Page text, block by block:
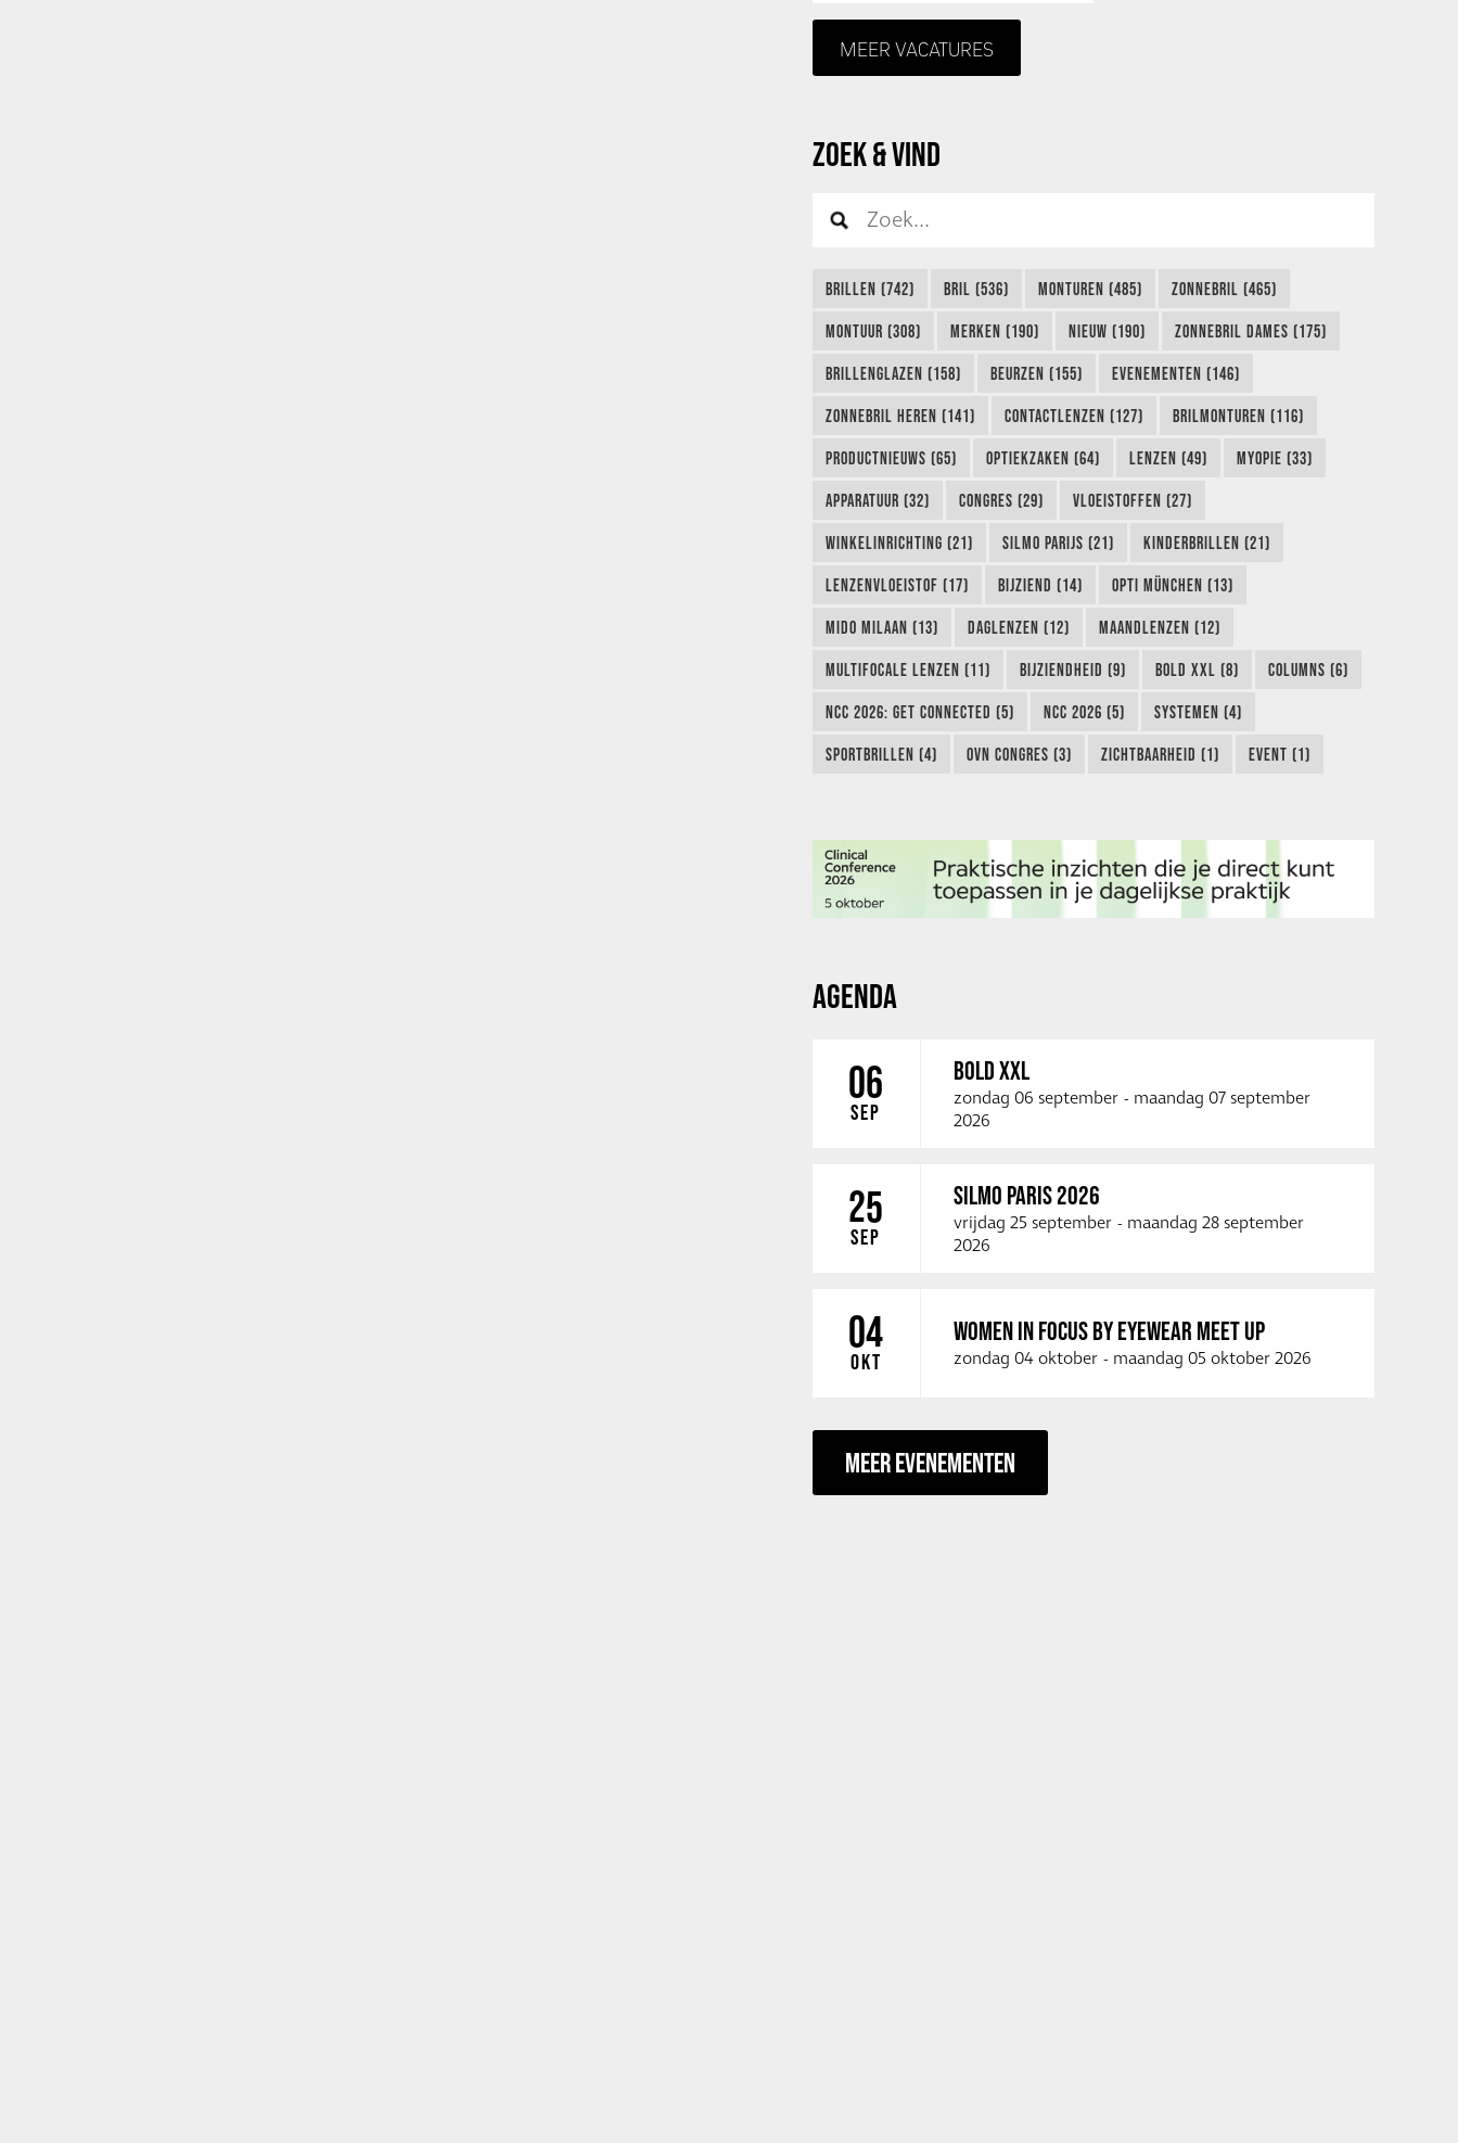
MEER VACATURES
ZOEK & VIND
BRILLEN (742) BRIL (536) MONTUREN (485) ZONNEBRIL (465)
MONTUUR (308) MERKEN (190) NIEUW (190) ZONNEBRIL DAMES (175)
BRILLENGLAZEN (158) BEURZEN (155) EVENEMENTEN (146)
ZONNEBRIL HEREN (141) CONTACTLENZEN (127) BRILMONTUREN (116)
PRODUCTNIEUWS (65) OPTIEKZAKEN (64) LENZEN (49) MYOPIE (33)
APPARATUUR (32) CONGRES (29) VLOEISTOFFEN (27)
WINKELINRICHTING (21) SILMO PARIJS (21) KINDERBRILLEN (21)
LENZENVLOEISTOF (17) BIJZIEND (14) OPTI MÜNCHEN (13)
MIDO MILAAN (13) DAGLENZEN (12) MAANDLENZEN (12)
MULTIFOCALE LENZEN (11) BIJZIENDHEID (9) BOLD XXL (8) COLUMNS (6)
NCC 2026: GET CONNECTED (5) NCC 2026 (5) SYSTEMEN (4)
SPORTBRILLEN (4) OVN CONGRES (3) ZICHTBAARHEID (1) EVENT (1)
AGENDA
06
SEP
BOLD XXL
zondag 06 september - maandag 07 september
2026
25
SEP
SILMO PARIS 2026
vrijdag 25 september - maandag 28 september
2026
04
OKT
WOMEN IN FOCUS BY EYEWEAR MEET UP
zondag 04 oktober - maandag 05 oktober 2026
MEER EVENEMENTEN